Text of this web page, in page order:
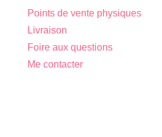
Points de vente physiques
Livraison
Foire aux questions
Me contacter